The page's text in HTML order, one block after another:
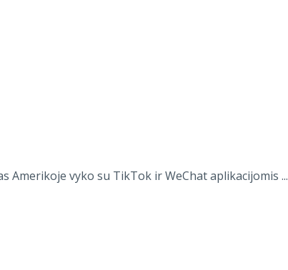
Amerikoje vyko su TikTok ir WeChat aplikacijomis ...